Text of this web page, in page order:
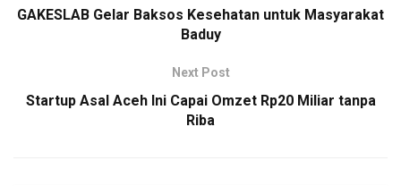
GAKESLAB Gelar Baksos Kesehatan untuk Masyarakat
Baduy
Next Post
Startup Asal Aceh Ini Capai Omzet Rp20 Miliar tanpa
Riba